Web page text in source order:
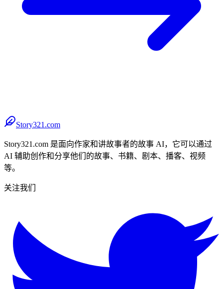
Story321.com
Story321.com 是面向作家和讲故事者的故事 AI，它可以通过
AI 辅助创作和分享他们的故事、书籍、剧本、播客、视频
等。
关注我们